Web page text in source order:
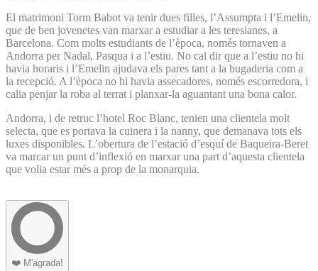
El matrimoni Torm Babot va tenir dues filles, l’Assumpta i l’Emelin,
que de ben jovenetes van marxar a estudiar a les teresianes, a
Barcelona. Com molts estudiants de l’època, només tornaven a
Andorra per Nadal, Pasqua i a l’estiu. No cal dir que a l’estiu no hi
havia horaris i l’Emelin ajudava els pares tant a la bugaderia com a
la recepció. A l’època no hi havia assecadores, només escorredora, i
calia penjar la roba al terrat i planxar-la aguantant una bona calor.
Andorra, i de retruc l’hotel Roc Blanc, tenien una clientela molt
selecta, que es portava la cuinera i la nanny, que demanava tots els
luxes disponibles. L’obertura de l’estació d’esquí de Baqueira-Beret
va marcar un punt d’inflexió en marxar una part d’aquesta clientela
que volia estar més a prop de la monarquia.
❤️ M'agrada!